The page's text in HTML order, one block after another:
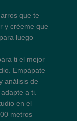
que te
y créeme que
luego
ti el mejor
Empápate
análisis de
a ti.
en el
metros